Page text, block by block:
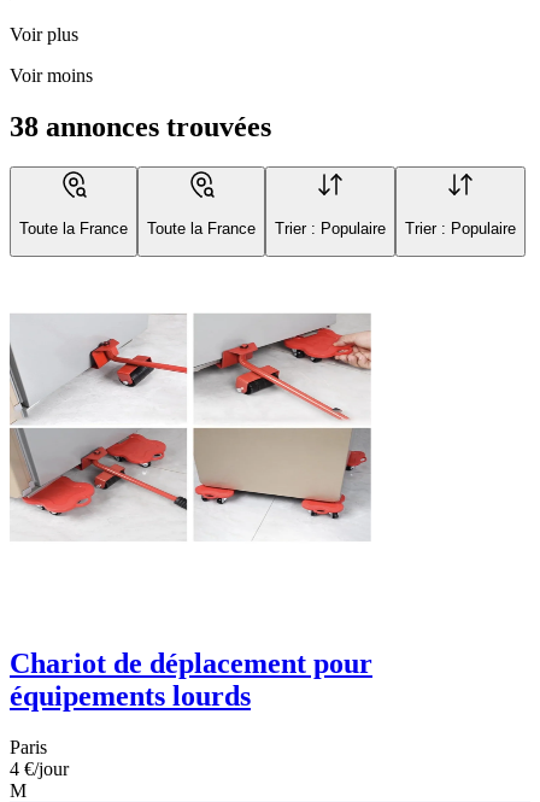
Voir plus
Voir moins
38 annonces trouvées
Toute la France Toute la France Trier : Populaire Trier : Populaire
Chariot de déplacement pour
équipements lourds
Paris
4 €/jour
M